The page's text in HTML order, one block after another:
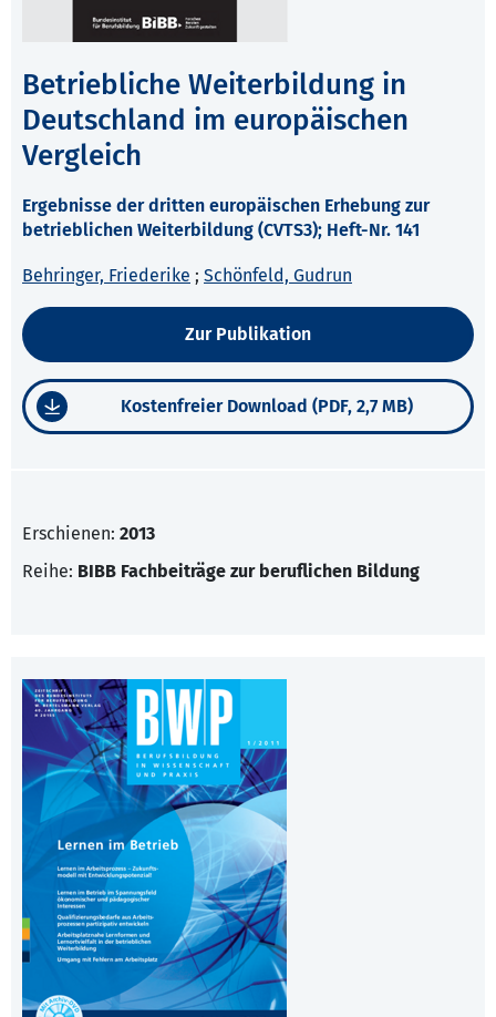
Betriebliche Weiterbildung in
Deutschland im europäischen
Vergleich
Ergebnisse der dritten europäischen Erhebung zur
betrieblichen Weiterbildung (CVTS3); Heft-Nr. 141
Behringer, Friederike ; Schönfeld, Gudrun
Zur Publikation
Kostenfreier Download (PDF, 2,7 MB)
Erschienen: 2013
Reihe: BIBB Fachbeiträge zur beruflichen Bildung